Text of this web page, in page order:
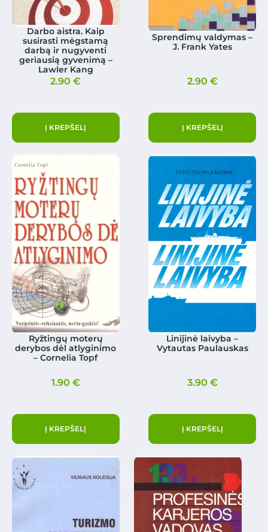
Darbo aistra. Kaip
susirasti mėgstamą
darbą ir nugyventi
geriausią gyvenimą –
Lawler Kang
2.90€
Į KREPŠELĮ
Sprendimų valdymas –
J. Frank Yates
2.90 €
Į KREPŠELĮ
Ryžtingų moterų
derybos dėl atlyginimo
– Cornelia Topf
1.90 €
Į KREPŠELĮ
Linijinė laivyba –
Vytautas Paulauskas
3.90 €
Į KREPŠELĮ